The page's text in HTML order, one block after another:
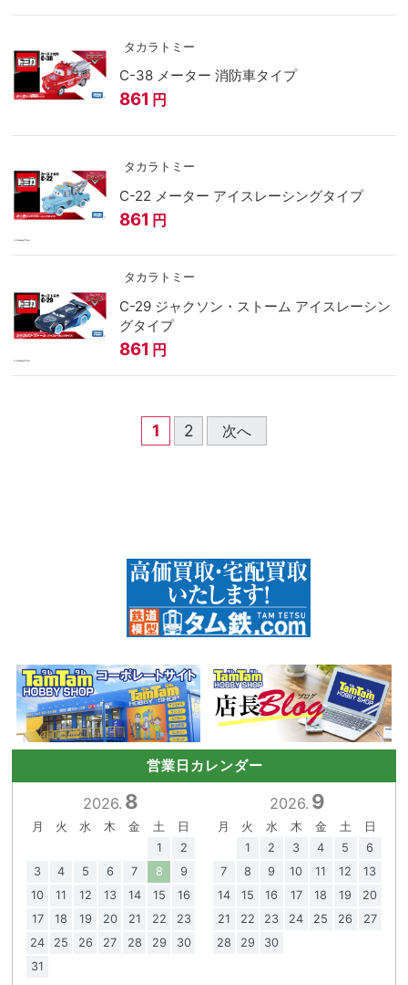
タカラトミー
C-38 メーター 消防車タイプ
861 円
タカラトミー
C-22 メーター アイスレーシングタイプ
861 円
タカラトミー
C-29 ジャクソン・ストーム アイスレーシン
グタイプ
861 円
1 2 次へ
営業日カレンダー
2026. 8
月 火 水 木 金 土
日
1
2
3
4 5 6 7 8
9
10
11 12 13 14 15
16
17
18 19 20 21 22
23
24
25 26 27 28 29
30
31
2026. 9
月 火 水 木 金 土
日
1
2 3 4 5
6
7
8 9 10 11 12
13
14
15 16 17 18 19
20
21
22 23 24 25 26
27
28
29 30